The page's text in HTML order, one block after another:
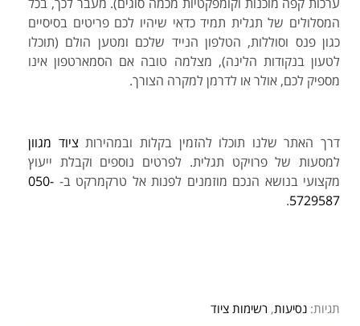
המסלולים של תגלית תמיד כדאי שיהיו לכם פריטים בסיסיים
כגון פנס וסוללות, הטלפון הנייד שלכם ומטען הולם (תוכלו
לטעון בנקודות הלינה), מצלמה טובה אם הסמארטפון אינו
מספיק לכם, אולר או לדרמן למקרה הצורך.
דרך האתר שלנו תוכלו להזמין בקלות ובמהירות ציוד מגוון
למסעות של פרויקט תגלית. לפרטים נוספים וקבלת ייעוץ
מקצועי בנושא הנכם מוזמנים לפנות אל טרקמרקט ב- 050-
5729587
.
תגיות: נסיעות, רשימות ציוד